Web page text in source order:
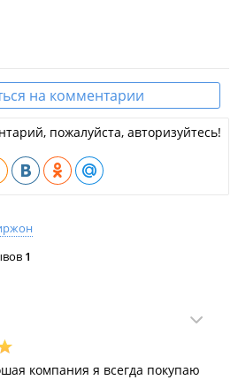
на комментарии
пожалуйста, авторизуйтесь!
1
компания я всегда покупаю